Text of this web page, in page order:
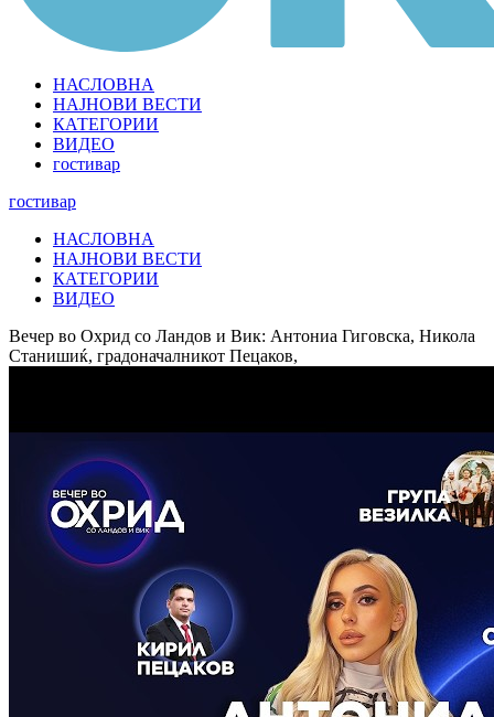
НАСЛОВНА
НАЈНОВИ ВЕСТИ
КАТЕГОРИИ
ВИДЕО
гостивар
гостивар
НАСЛОВНА
НАЈНОВИ ВЕСТИ
КАТЕГОРИИ
ВИДЕО
Вечер во Охрид со Ландов и Вик: Антониа Гиговска, Никола
Станишиќ, градоначалникот Пецаков,